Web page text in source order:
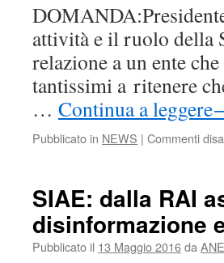
attività e il ruolo della
relazione a un ente
tantissimi a ritenere
… Continua a leggere
Pubblicato in NEWS | Commenti
SIAE: dalla RAI
disinformazione
Pubblicato il 13 Maggio 2016da